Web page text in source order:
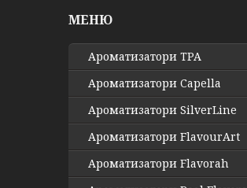
Ароматизатори TPA
Ароматизатори Capella
Ароматизатори SilverLine
Ароматизатори FlavourArt
Ароматизатори Flavorah